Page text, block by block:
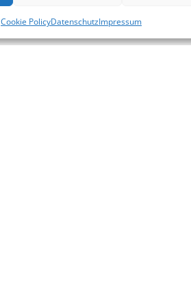
Cookie PolicyDatenschutzImpressum